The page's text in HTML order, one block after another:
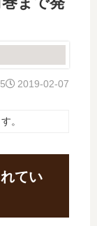
2019-02-07
。
てい